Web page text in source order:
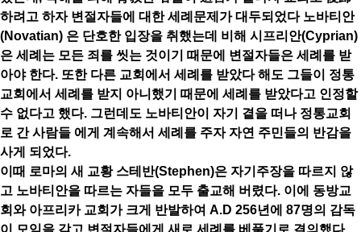
하려고 하자 변절자들에 대한 세례문제가 대두되었다 노바티안
(Novatian) 은 단호한 입장을 취했는데 비해 시프리안(Cyprian)
은 세례는 모든 죄를 씻는 것이기 때문에 변절자들은 세례를 받
아야 한다. 또한 다른 교회에서 세례를 받았다 해도 그들이 정통
교회에서 세례를 받지 아니했기 때문에 세례를 받았다고 인정할
수 없다고 했다. 그런데도 노바티안이 자기 곁을 떠나 정통교회
로 간 사람들 에게 계속해서 세례를 주자 자연 주민들의 반감을
사게 되었다.
이때 로마의 새 교황 스테반(Stephen)은 자기주장을 따르지 않
고 노바티안을 따르는 자들을 모두 출교해 버렸다. 이에 동방교
회와 아프리카 교회가 크게 반발하여 A.D 256년에 87명의 감독